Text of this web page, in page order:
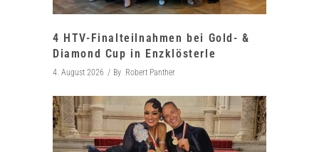
4 HTV-Finalteilnahmen bei Gold- &
Diamond Cup in Enzklösterle
4. August 2026 By Robert Panther